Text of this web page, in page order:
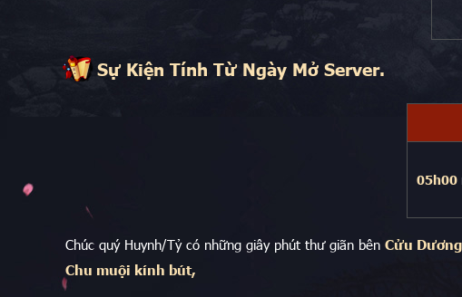
Sự Kiện Tính Từ Ngày Mở Server.
05h00
Chúc quý Huynh/Tỷ có những giây phút thư giãn bên Cửu
Chu muội kính bút,